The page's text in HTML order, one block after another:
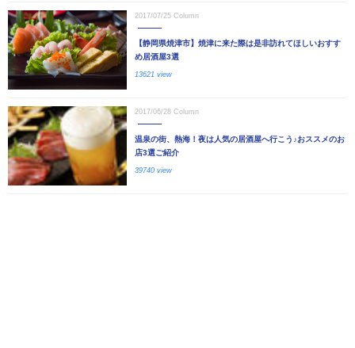
2017/07/25 Column
【静岡県焼津市】焼津に来た際は是非訪れてほしいおすす
め居酒屋3選
13621 view
2017/06/28 Column
温泉の街、熱海！夜は人気の居酒屋へ行こう♪おススメのお
店3選ご紹介
39740 view